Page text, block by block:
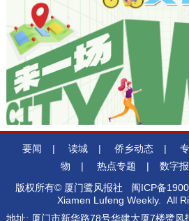
要闻 | 读城 | 侨乡动态 |
物
| 热点专题 | 数字报
版权所有© 厦门鹭风报社 闽ICP备
Xiamen Lufeng Weekly. All
地址: 厦门市新华路78号华建大厦7楼鹭